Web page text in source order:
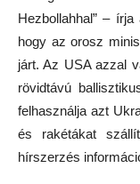
Hezbollahhal” –
hogy az orosz
járt. Az USA azzal
rövidtávú
felhasználja azt
és rakétákat
hírszerzés